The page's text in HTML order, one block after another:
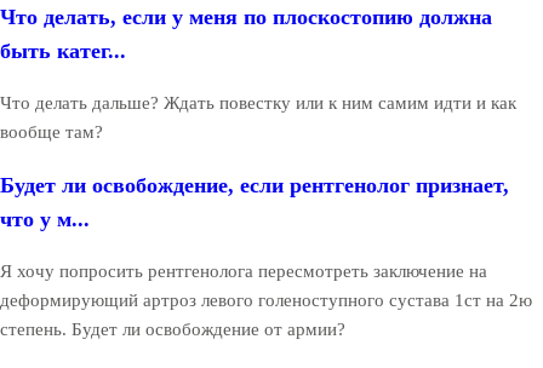
Что делать, если у меня по плоскостопию должна
быть катег...
Что делать дальше? Ждать повестку или к ним самим идти и как
вообще там?
Будет ли освобождение, если рентгенолог признает,
что у м...
Я хочу попросить рентгенолога пересмотреть заключение на
деформирующий артроз левого голеноступного сустава 1ст на 2ю
степень. Будет ли освобождение от армии?